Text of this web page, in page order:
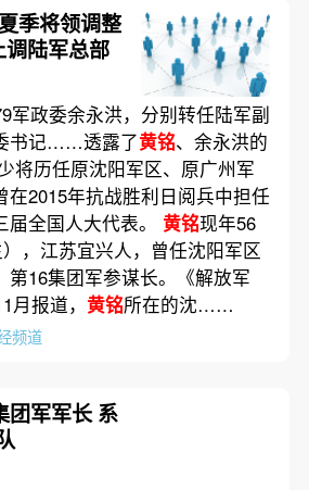
季将领调整
陆军总部
军政委余永洪，分别转任陆军副
书记……透露了黄铭、余永洪的
将历任原沈阳军区、原广州军
在2015年抗战胜利日阅兵中担任
全国人大代表。 黄铭现年56
，江苏宜兴人，曾任沈阳军区
第16集团军参谋长。《解放军
月报道， 黄铭所在的沈……
频道
团军军长 系